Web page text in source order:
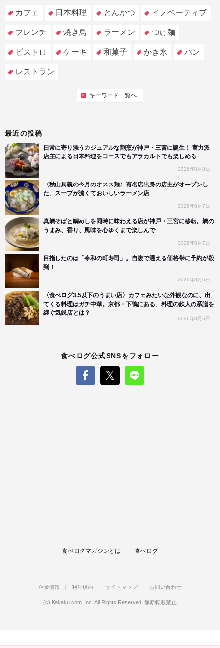
カフェ 日本料理 とんかつ イノベーティブ
フレンチ 焼き鳥 ラーメン つけ麺
ビストロ ケーキ 和菓子 かき氷 パン
レストラン
キーワード一覧へ
最近の投稿
日常に寄り添うカジュアルな割烹が神戸・三宮に誕生！ 実力派
店主による日本料理をコースでもアラカルトでも楽しめる
2026年8月8日
〈秋山具義の今月のオスス麺〉有名店出身の店主がオープンし
た、スープが濃くておいしいラーメン店
2026年8月7日
真鯛そばと鯛めしを同時に味わえる店が神戸・三宮に移転。鯛の
うまみ、香り、風味を心ゆくまで楽しんで
2026年8月7日
目指したのは「令和の町寿司」。自腹で通える価格帯に予約が殺
到！
2026年8月6日
〈食べログ3.5以下のうまい店〉カフェみたいな外観なのに、出
てくる料理はガチ中華。京都・下鴨にある、料理の鉄人の系譜を
継ぐ気鋭店とは？
2026年8月6日
食べログ公式SNSをフォロー
食べログマガジンとは 食べログ
企業情報 利用規約 サイトマップ お問い合わせ
(c) Kakaku.com, Inc. All Rights Reserved. 無断転載禁止